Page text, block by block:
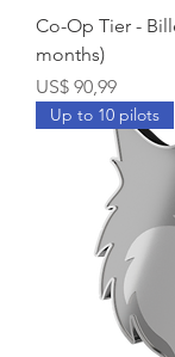
Co-Op Tier -
months)
Prijs
US$ 90,99
Up to 10 pilots